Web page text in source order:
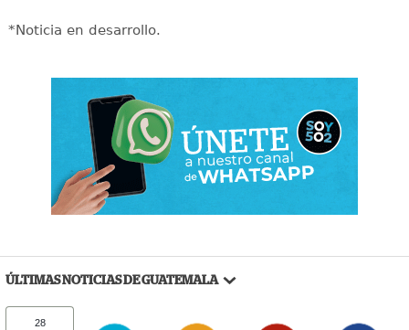
*Noticia en desarrollo.
ÚLTIMAS NOTICIAS DE GUATEMALA
28